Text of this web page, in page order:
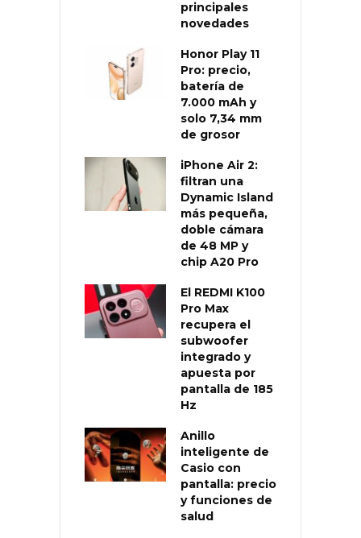
principales
novedades
Honor Play 11
Pro: precio,
batería de
7.000 mAh y
solo 7,34 mm
de grosor
iPhone Air 2:
filtran una
Dynamic Island
más pequeña,
doble cámara
de 48 MP y
chip A20 Pro
El REDMI K100
Pro Max
recupera el
subwoofer
integrado y
apuesta por
pantalla de 185
Hz
Anillo
inteligente de
Casio con
pantalla: precio
y funciones de
salud